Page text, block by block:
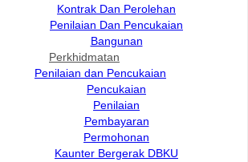
Kontrak Dan Perolehan
Penilaian Dan Pencukaian
Bangunan
Perkhidmatan
Penilaian dan Pencukaian
Pencukaian
Penilaian
Pembayaran
Permohonan
Kaunter Bergerak DBKU